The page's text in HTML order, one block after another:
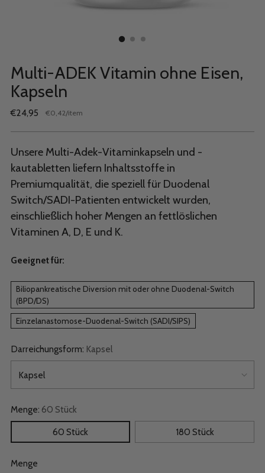
Multi-ADEK Vitamin ohne Eisen,
Kapseln
Regulärer
€24,95 Stückpreis
€0,42/per
item
Unsere Multi-Adek-Vitaminkapseln und -
kautabletten liefern Inhaltsstoffe in
Premiumqualität, die speziell für Duodenal
Switch/SADI-Patienten entwickelt wurden,
einschließlich hoher Mengen an fettlöslichen
Vitaminen A, D, E und K.
Geeignet für:
Biliopankreatische Diversion mit oder ohne Duodenal-Switch
(BPD/DS)
Einzelanastomose-Duodenal-Switch (SADI/SIPS)
Darreichungsform: Kapsel
Menge: 60 Stück
60 Stück
180 Stück
Menge